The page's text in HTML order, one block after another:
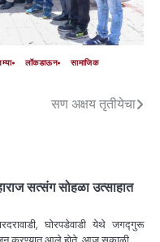
लॉकडाऊन सामाजिक
सण अक्षय तृतीयेचा
सत्संग सोहळा उत्साहात
घोरपडेवाडी येथे जगद्गुरू